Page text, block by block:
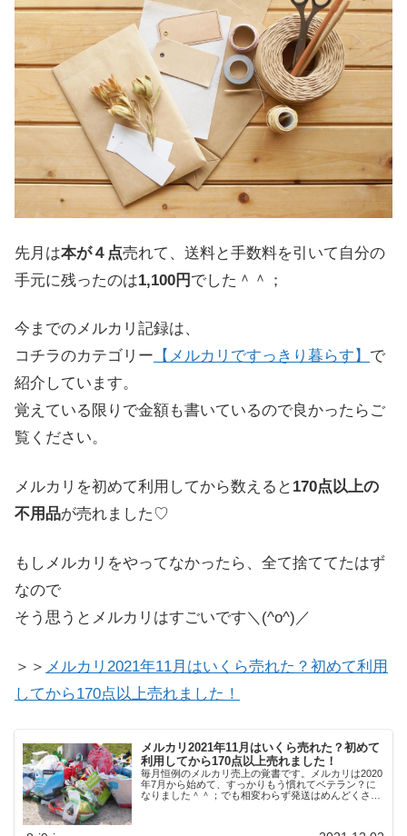
先月は本が４点売れて、送料と手数料を引いて自分の
手元に残ったのは1,100円 でした＾＾；
今までのメルカリ記録は、
コチラのカテゴリー 【メルカリですっきり暮らす】 で
紹介しています。
覚えている限りで金額も書いているので良かったらご
覧ください。
メルカリを初めて利用してから数えると 170点以上の
不用品が売れました♡
もしメルカリをやってなかったら、全て捨ててたはず
なので
そう思うとメルカリはすごいです＼(^o^)／
＞＞ メルカリ2021年11月はいくら売れた？初めて利用
してから170点以上売れました！
メルカリ2021年11月はいくら売れた？初めて
利用してから170点以上売れました！
毎月恒例のメルカリ売上の覚書です。メルカリは2020
年7月から始めて、すっかりもう慣れてベテラン？に
なりました＾＾；でも相変わらず発送はめんどくさい